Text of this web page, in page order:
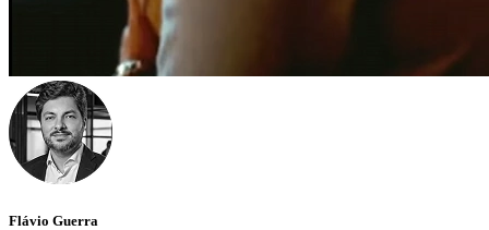
Flávio Guerra